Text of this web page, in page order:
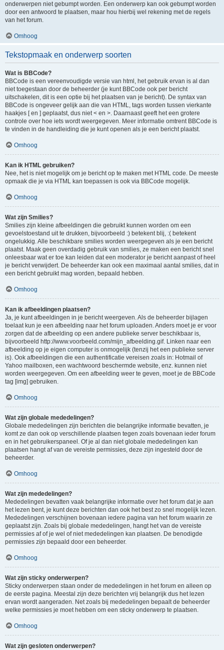
onderwerpen niet gebumpt worden. Een onderwerp kan ook gebumpt worden
door een antwoord te plaatsen, maar hou hierbij wel rekening met de regels
van het forum.
Omhoog
Tekstopmaak en onderwerp soorten
Wat is BBCode?
BBCode is een vereenvoudigde versie van html, het gebruik ervan is al dan
niet toegestaan door de beheerder (je kunt BBCode ook per bericht
uitschakelen, dit is een optie bij het plaatsen van je bericht). De syntax van
BBCode is ongeveer gelijk aan die van HTML, tags worden tussen vierkante
haakjes [ en ] geplaatst, dus niet < en >. Daarnaast geeft het een grotere
controle over hoe iets wordt weergegeven. Meer informatie omtrent BBCode is
te vinden in de handleiding die je kunt openen als je een bericht plaatst.
Omhoog
Kan ik HTML gebruiken?
Nee, het is niet mogelijk om je bericht op te maken met HTML code. De meeste
opmaak die je via HTML kan toepassen is ook via BBCode mogelijk.
Omhoog
Wat zijn Smilies?
Smilies zijn kleine afbeeldingen die gebruikt kunnen worden om een
gevoelstoestand uit te drukken, bijvoorbeeld :) betekent blij, :( betekent
ongelukkig. Alle beschikbare smilies worden weergegeven als je een bericht
plaatst. Maak geen overdadig gebruik van smilies, ze maken een bericht snel
onleesbaar wat er toe kan leiden dat een moderator je bericht aanpast of heel
je bericht verwijdert. De beheerder kan ook een maximaal aantal smilies, dat in
een bericht gebruikt mag worden, bepaald hebben.
Omhoog
Kan ik afbeeldingen plaatsen?
Ja, je kunt afbeeldingen in je bericht weergeven. Als de beheerder bijlagen
toelaat kun je een afbeelding naar het forum uploaden. Anders moet je er voor
zorgen dat de afbeelding op een andere publieke server beschikbaar is,
bijvoorbeeld http://www.voorbeeld.com/mijn_afbeelding.gif. Linken naar een
afbeelding op je eigen computer is onmogelijk (tenzij het een publieke server
is). Ook afbeeldingen die een authentificatie vereisen zoals in: Hotmail of
Yahoo mailboxen, een wachtwoord beschermde website, enz. kunnen niet
worden weergegeven. Om een afbeelding weer te geven, moet je de BBCode
tag [img] gebruiken.
Omhoog
Wat zijn globale mededelingen?
Globale mededelingen zijn berichten die belangrijke informatie bevatten, je
komt ze dan ook op verschillende plaatsen tegen zoals bovenaan ieder forum
en in het gebruikerspaneel. Of je al dan niet globale mededelingen kan
plaatsen hangt af van de vereiste permissies, deze zijn ingesteld door de
beheerder.
Omhoog
Wat zijn mededelingen?
Mededelingen bevatten vaak belangrijke informatie over het forum dat je aan
het lezen bent, je kunt deze berichten dan ook het best zo snel mogelijk lezen.
Mededelingen verschijnen bovenaan iedere pagina van het forum waarin ze
geplaatst zijn. Zoals bij globale mededelingen, hangt het van de vereiste
permissies af of je wel of niet mededelingen kan plaatsen. De benodigde
permissies zijn bepaald door een beheerder.
Omhoog
Wat zijn sticky onderwerpen?
Sticky onderwerpen staan onder de mededelingen in het forum en alleen op
de eerste pagina. Meestal zijn deze berichten vrij belangrijk dus het lezen
ervan wordt aangeraden. Net zoals bij mededelingen bepaalt de beheerder
welke permissies je moet hebben om een sticky onderwerp te plaatsen.
Omhoog
Wat zijn gesloten onderwerpen?